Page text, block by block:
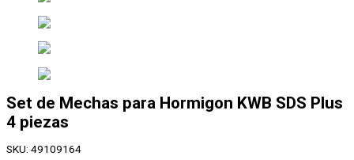
Set de Mechas para Hormigon KWB SDS Plus
4 piezas
SKU: 49109164